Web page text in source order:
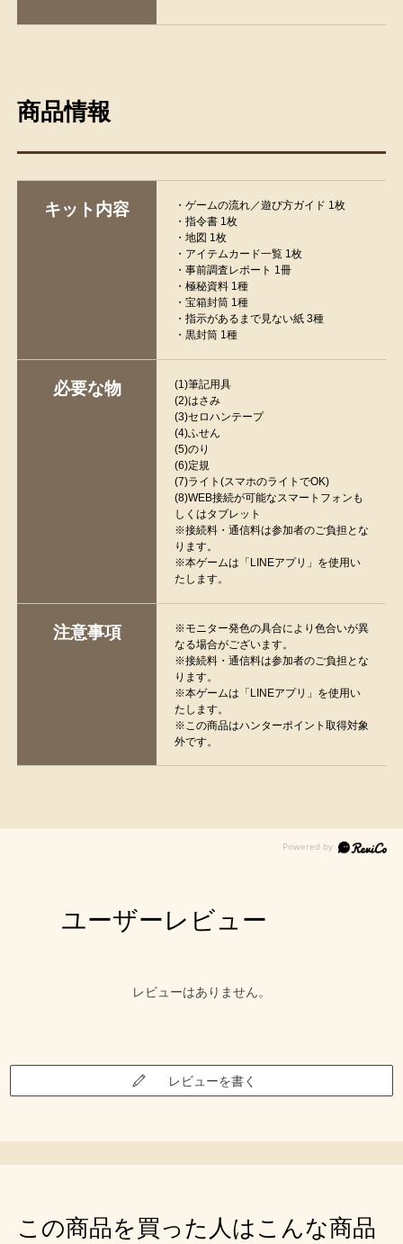
商品情報
キット内容
・ゲームの流れ／遊び方ガイド 1枚
・指令書 1枚
・地図 1枚
・アイテムカード一覧 1枚
・事前調査レポート 1冊
・極秘資料 1種
・宝箱封筒 1種
・指示があるまで見ない紙 3種
・黒封筒 1種
必要な物
(1)筆記用具
(2)はさみ
(3)セロハンテープ
(4)ふせん
(5)のり
(6)定規
(7)ライト(スマホのライトでOK)
(8)WEB接続が可能なスマートフォンも
しくはタブレット
※接続料・通信料は参加者のご負担とな
ります。
※本ゲームは「LINEアプリ」を使用い
たします。
注意事項
※モニター発色の具合により色合いが異
なる場合がございます。
※接続料・通信料は参加者のご負担とな
ります。
※本ゲームは「LINEアプリ」を使用い
たします。
※この商品はハンターポイント取得対象
外です。
ユーザーレビュー
レビューはありません。
レビューを書く
この商品を買った人はこんな商品